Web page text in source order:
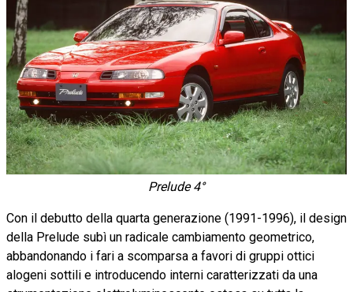
Prelude 4°
Con il debutto della quarta generazione (1991-1996), il design
della Prelude subì un radicale cambiamento geometrico,
abbandonando i fari a scomparsa a favori di gruppi ottici
alogeni sottili e introducendo interni caratterizzati da una